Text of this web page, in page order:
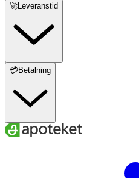
🚀Leveranstid
💳Betalning